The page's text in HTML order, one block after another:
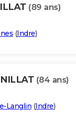
(89 ans)
(Indre)
(84 ans)
Langlin (Indre)